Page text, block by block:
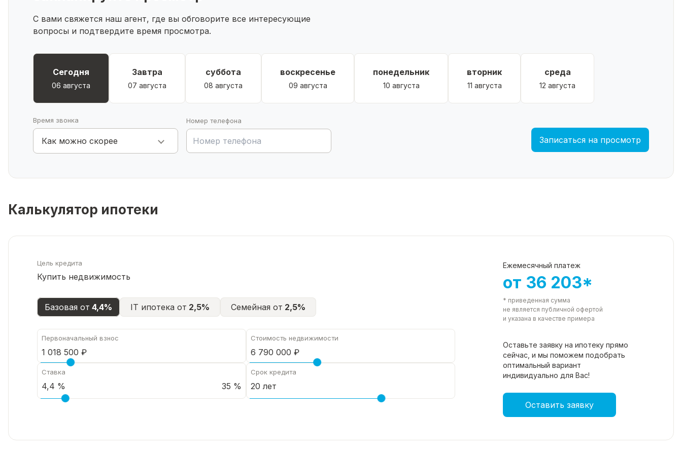
С вами свяжется наш агент, где вы обговорите все интересующие
вопросы и подтвердите время просмотра.
Сегодня
06 августа
Завтра
07 августа
суббота
08 августа
воскресенье
09 августа
понедельник
10 августа
вторник
11 августа
среда
12 августа
Время звонка
Как можно скорее
Номер телефона
Записаться на просмотр
Калькулятор ипотеки
Цель кредита
Купить недвижимость
Базовая от 4,4% IT ипотека от 2,5% Семейная от 2,5%
Первоначальный взнос Стоимость недвижимости
Ставка
35 %
Срок кредита
Ежемесячный платеж
от 36 203*
* приведенная сумма
не является публичной офертой
и указана в качестве примера
Оставьте заявку на ипотеку прямо
сейчас, и мы поможем подобрать
оптимальный вариант
индивидуально для Вас!
Оставить заявку